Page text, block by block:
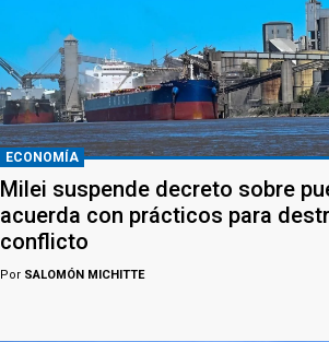
ECONOMÍA
Milei suspende decreto sobre
acuerda con prácticos para
conflicto
Por SALOMÓN MICHITTE